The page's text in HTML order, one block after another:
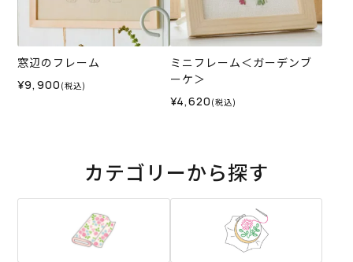
窓辺のフレーム
¥9,900 (税込)
ミニフレーム＜ガーデンブ
ーケ＞
¥4,620 (税込)
カテゴリーから探す